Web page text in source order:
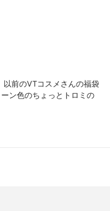
以前のVTコスメさんの福袋
ン色のちょっとトロミの